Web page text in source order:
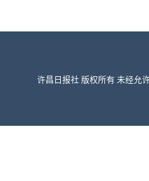
许昌日报社 版权所有 未经允